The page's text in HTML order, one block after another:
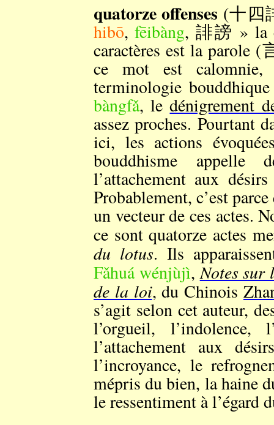
quatorze offenses (十四
hibō,fēibàng, 誹謗 » la
caractères est la parole (
ce mot est calomnie,
terminologie
bàngfǎ, ledénigrement
assez proches. Pourtant
ici, les actions
bouddhisme appelle
l’attachement aux
Probablement, c’est
un vecteur de ces actes.
ce sont quatorze actes
du lotus. Ils
Fǎhuá wénjùjì,Notes sur
de la loi, du Chinois
s’agit selon cet auteur,
l’orgueil, l’indolence,
l’attachement aux
l’incroyance, le
mépris du bien, la haine
le ressentiment à l’égard